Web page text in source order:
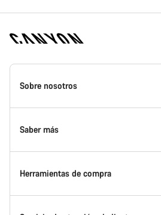
Canyon
Homepage
Sobre nosotros
Conoce Canyon
Innovación en Canyon
Saber más
Eventos
Herramientas de compra